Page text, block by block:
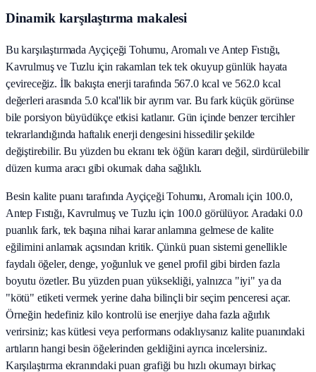
Dinamik karşılaştırma makalesi
Bu karşılaştırmada Ayçiçeği Tohumu, Aromalı ve Antep Fıstığı,
Kavrulmuş ve Tuzlu için rakamları tek tek okuyup günlük hayata
çevireceğiz. İlk bakışta enerji tarafında 567.0 kcal ve 562.0 kcal
değerleri arasında 5.0 kcal'lik bir ayrım var. Bu fark küçük görünse
bile porsiyon büyüdükçe etkisi katlanır. Gün içinde benzer tercihler
tekrarlandığında haftalık enerji dengesini hissedilir şekilde
değiştirebilir. Bu yüzden bu ekranı tek öğün kararı değil, sürdürülebilir
düzen kurma aracı gibi okumak daha sağlıklı.
Besin kalite puanı tarafında Ayçiçeği Tohumu, Aromalı için 100.0,
Antep Fıstığı, Kavrulmuş ve Tuzlu için 100.0 görülüyor. Aradaki 0.0
puanlık fark, tek başına nihai karar anlamına gelmese de kalite
eğilimini anlamak açısından kritik. Çünkü puan sistemi genellikle
faydalı öğeler, denge, yoğunluk ve genel profil gibi birden fazla
boyutu özetler. Bu yüzden puan yüksekliği, yalnızca "iyi" ya da
"kötü" etiketi vermek yerine daha bilinçli bir seçim penceresi açar.
Örneğin hedefiniz kilo kontrolü ise enerjiye daha fazla ağırlık
verirsiniz; kas kütlesi veya performans odaklıysanız kalite puanındaki
artıların hangi besin öğelerinden geldiğini ayrıca incelersiniz.
Karşılaştırma ekranındaki puan grafiği bu hızlı okumayı birkaç